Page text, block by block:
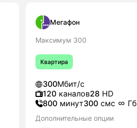
Мегафон
Максимум 300
Квартира
300Мбит/с
120каналов28HD
800 минут300 смс Гб
Дополнительные опции